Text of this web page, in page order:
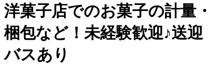
洋菓子店でのお菓子の計量・
梱包など！未経験歓迎♪送迎
バスあり